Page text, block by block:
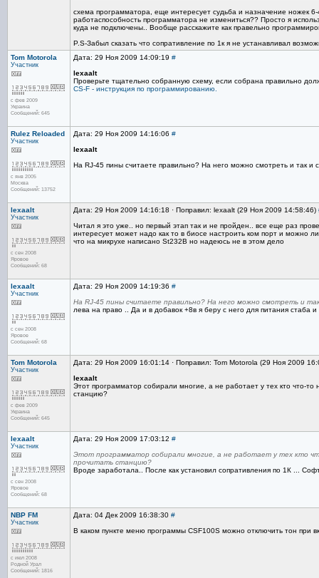
схема программатора, еще интересует судьба и назначение ножек
работаспособность программатора не измениться?? Просто я
куда не подключены.. Вообще расскажите как правельно
P.S-Забыл сказать что сопративление по 1к я не устанавливал
Tom Motorola
Участник
с фев 2009
Украина
Сообщений: 645
Дата: 29 Ноя 2009 14:09:19 #
lexaalt
Проверьте тщательно собранную схему, если собрана правильно
CS-F - инструкция по программированию.
Rulez Reloaded
Участник
с янв 2005
Москва
Сообщений: 13752
Дата: 29 Ноя 2009 14:16:06 #
lexaalt
На RJ-45 пины считаете правильно? На него можно смотреть и так и
lexaalt
Участник
с сен 2008
Яровое
Сообщений: 68
Дата: 29 Ноя 2009 14:16:18 · Поправил: lexaalt (29 Ноя 2009 14:58:46)
Читал я это уже.. но первый этап так и не пройден.. все еще раз
интересует может надо как то в биосе настроить ком порт и можно
что на микрухе написано St232B но надеюсь не в этом дело
lexaalt
Участник
с сен 2008
Яровое
Сообщений: 68
Дата: 29 Ноя 2009 14:19:36 #
На RJ-45 пины считаете правильно? На него можно смотреть и
лева на право .. Да и в добавок +8в я беру с него для питания стаба и
Tom Motorola
Участник
с фев 2009
Украина
Сообщений: 645
Дата: 29 Ноя 2009 16:01:14 · Поправил: Tom Motorola (29 Ноя 2009
lexaalt
Этот программатор собирали многие, а не работает у тех кто что-
станцию?
lexaalt
Участник
с сен 2008
Яровое
Сообщений: 68
Дата: 29 Ноя 2009 17:03:12 #
Этот программатор собирали многие, а не работает у тех кто
прочитать станцию?
Вроде заработала.. После как установил сопративления по 1К ...
NBP FM
Участник
с июл 2008
Родной Урал
Сообщений: 1816
Дата: 04 Дек 2009 16:38:30 #
В каком пункте меню программы CSF100S можно отключить тон при